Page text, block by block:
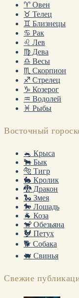
♈ Овен
♉ Телец
♊ Близнецы
♋ Рак
♌ Лев
♍ Дева
♎ Весы
♏ Скорпион
♐ Стрелец
♑ Козерог
♒ Водолей
♓ Рыбы
Восточный
🐁 Крыса
🐂 Бык
🐅 Тигр
🐇 Кролик
🐉 Дракон
🐍 Змея
🐎 Лошадь
🐐 Коза
🐒 Обезьяна
🐓 Петух
🐕 Собака
🐖 Свинья
Свежие